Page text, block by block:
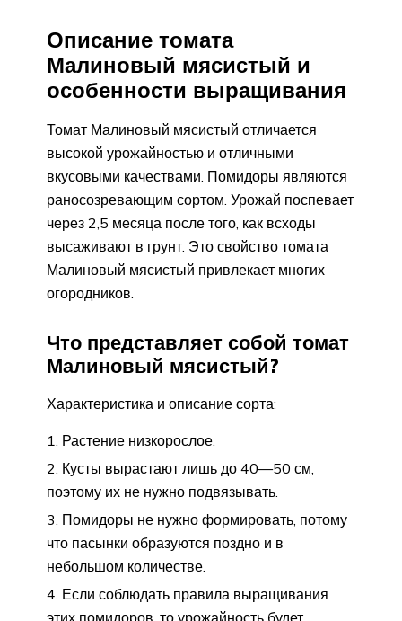
Описание томата
Малиновый мясистый и
особенности выращивания
Томат Малиновый мясистый отличается
высокой урожайностью и отличными
вкусовыми качествами. Помидоры являются
раносозревающим сортом. Урожай поспевает
через 2,5 месяца после того, как всходы
высаживают в грунт. Это свойство томата
Малиновый мясистый привлекает многих
огородников.
Что представляет собой томат
Малиновый мясистый?
Характеристика и описание сорта:
Растение низкорослое.
Кусты вырастают лишь до 40—50 см,
поэтому их не нужно подвязывать.
Помидоры не нужно формировать, потому
что пасынки образуются поздно и в
небольшом количестве.
Если соблюдать правила выращивания